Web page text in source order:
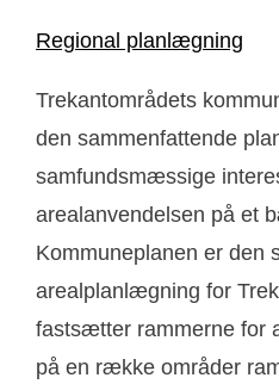
Regional planlægning
Trekantområdets
den sammenfattende
samfundsmæssige
arealanvendelsen på et
Kommuneplanen er den
arealplanlægning for
fastsætter rammerne for
på en række områder